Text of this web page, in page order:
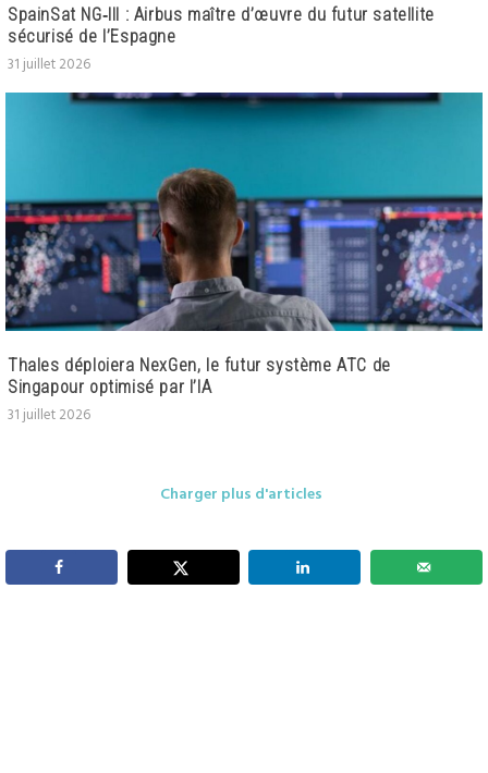
SpainSat NG‑III : Airbus maître d’œuvre du futur satellite
sécurisé de l’Espagne
31 juillet 2026
Thales déploiera NexGen, le futur système ATC de
Singapour optimisé par l’IA
31 juillet 2026
Charger plus d'articles